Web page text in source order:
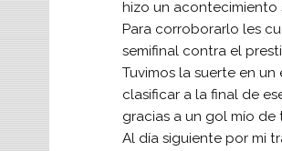
hizo un acontecimiento
Para corroborarlo les
semifinal contra el
Tuvimos la suerte en
clasificar a la final de
gracias a un gol mío
Al día siguiente por mi